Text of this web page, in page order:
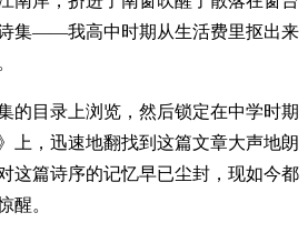
诗集——我高中时期从生活费里抠出来
的目录上浏览，然后锁定在中学时期
上，迅速地翻找到这篇文章大声地朗
这篇诗序的记忆早已尘封，现如今都
醒。